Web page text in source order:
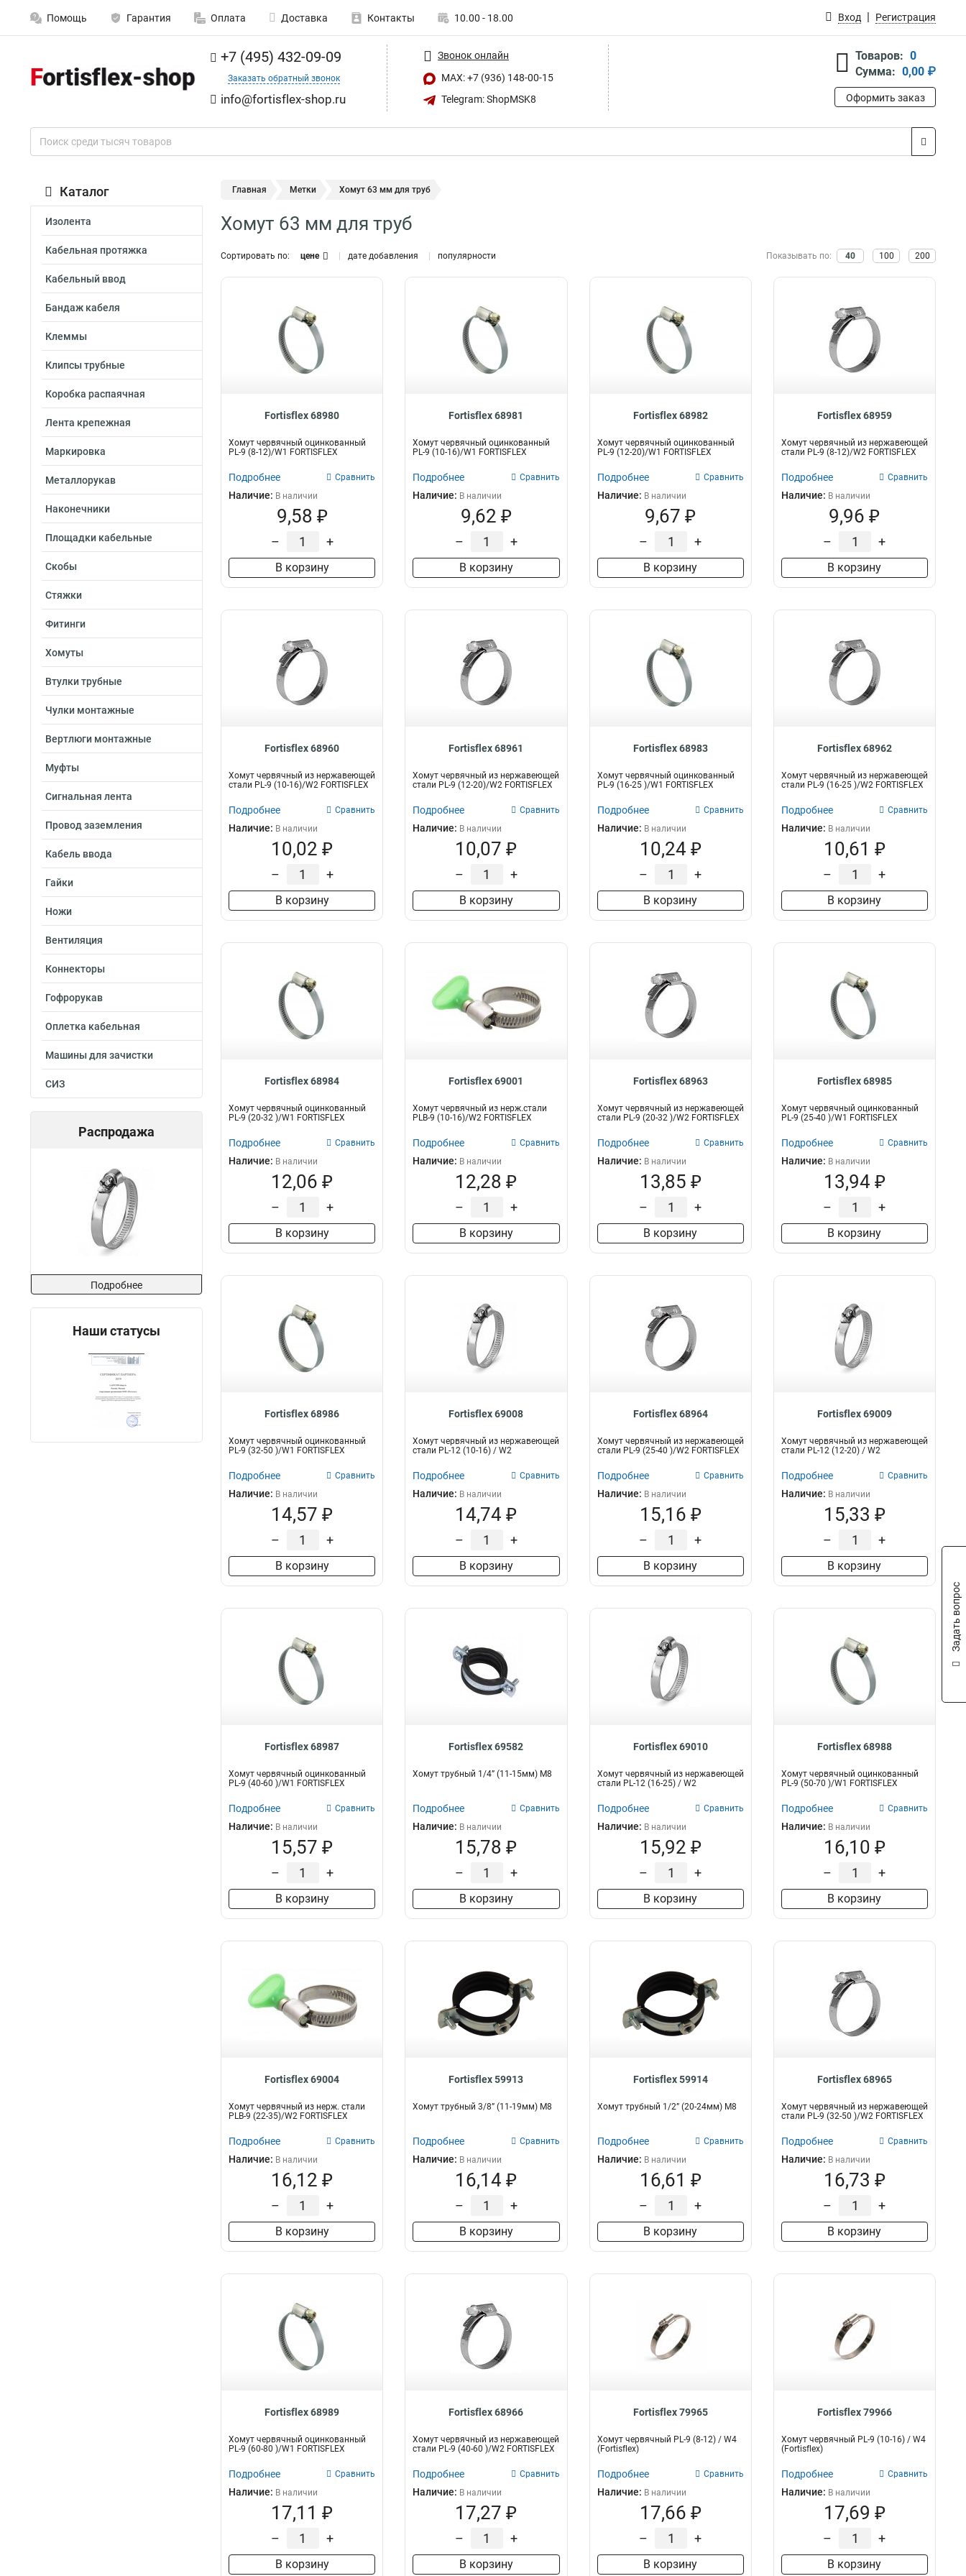
Помощь Гарантия Оплата Доставка Контакты 10.00 - 18.00 Вход Регистрация
+7 (495) 432-09-09
Заказать обратный звонок
info@fortisflex-shop.ru
Звонок онлайн
MAX: +7 (936) 148-00-15
Telegram: ShopMSK8
Товаров: 0
Сумма: 0,00 ₽
Оформить заказ
Каталог
Изолента
Кабельная протяжка
Кабельный ввод
Бандаж кабеля
Клеммы
Клипсы трубные
Коробка распаячная
Лента крепежная
Маркировка
Металлорукав
Наконечники
Площадки кабельные
Скобы
Стяжки
Фитинги
Хомуты
Втулки трубные
Чулки монтажные
Вертлюги монтажные
Муфты
Сигнальная лента
Провод заземления
Кабель ввода
Гайки
Ножи
Вентиляция
Коннекторы
Гофрорукав
Оплетка кабельная
Машины для зачистки
СИЗ
Распродажа
Подробнее
Наши статусы
Главная Метки Хомут 63 мм для труб
Хомут 63 мм для труб
Сортировать по: цене дате добавления популярности Показывать по: 40 100 200
Fortisflex 68980
Хомут червячный оцинкованный
PL-9 (8-12)/W1 FORTISFLEX
Подробнее Сравнить
Наличие: В наличии
9,58 ₽
– +
В корзину
Fortisflex 68981
Хомут червячный оцинкованный
PL-9 (10-16)/W1 FORTISFLEX
Подробнее Сравнить
Наличие: В наличии
9,62 ₽
– +
В корзину
Fortisflex 68982
Хомут червячный оцинкованный
PL-9 (12-20)/W1 FORTISFLEX
Подробнее Сравнить
Наличие: В наличии
9,67 ₽
– +
В корзину
Fortisflex 68959
Хомут червячный из нержавеющей
стали PL-9 (8-12)/W2 FORTISFLEX
Подробнее Сравнить
Наличие: В наличии
9,96 ₽
– +
В корзину
Fortisflex 68960
Хомут червячный из нержавеющей
стали PL-9 (10-16)/W2 FORTISFLEX
Подробнее Сравнить
Наличие: В наличии
10,02 ₽
– +
В корзину
Fortisflex 68961
Хомут червячный из нержавеющей
стали PL-9 (12-20)/W2 FORTISFLEX
Подробнее Сравнить
Наличие: В наличии
10,07 ₽
– +
В корзину
Fortisflex 68983
Хомут червячный оцинкованный
PL-9 (16-25 )/W1 FORTISFLEX
Подробнее Сравнить
Наличие: В наличии
10,24 ₽
– +
В корзину
Fortisflex 68962
Хомут червячный из нержавеющей
стали PL-9 (16-25 )/W2 FORTISFLEX
Подробнее Сравнить
Наличие: В наличии
10,61 ₽
– +
В корзину
Fortisflex 68984
Хомут червячный оцинкованный
PL-9 (20-32 )/W1 FORTISFLEX
Подробнее Сравнить
Наличие: В наличии
12,06 ₽
– +
В корзину
Fortisflex 69001
Хомут червячный из нерж.стали
PLB-9 (10-16)/W2 FORTISFLEX
Подробнее Сравнить
Наличие: В наличии
12,28 ₽
– +
В корзину
Fortisflex 68963
Хомут червячный из нержавеющей
стали PL-9 (20-32 )/W2 FORTISFLEX
Подробнее Сравнить
Наличие: В наличии
13,85 ₽
– +
В корзину
Fortisflex 68985
Хомут червячный оцинкованный
PL-9 (25-40 )/W1 FORTISFLEX
Подробнее Сравнить
Наличие: В наличии
13,94 ₽
– +
В корзину
Fortisflex 68986
Хомут червячный оцинкованный
PL-9 (32-50 )/W1 FORTISFLEX
Подробнее Сравнить
Наличие: В наличии
14,57 ₽
– +
В корзину
Fortisflex 69008
Хомут червячный из нержавеющей
стали PL-12 (10-16) / W2
Подробнее Сравнить
Наличие: В наличии
14,74 ₽
– +
В корзину
Fortisflex 68964
Хомут червячный из нержавеющей
стали PL-9 (25-40 )/W2 FORTISFLEX
Подробнее Сравнить
Наличие: В наличии
15,16 ₽
– +
В корзину
Fortisflex 69009
Хомут червячный из нержавеющей
стали PL-12 (12-20) / W2
Подробнее Сравнить
Наличие: В наличии
15,33 ₽
– +
В корзину
Fortisflex 68987
Хомут червячный оцинкованный
PL-9 (40-60 )/W1 FORTISFLEX
Подробнее Сравнить
Наличие: В наличии
15,57 ₽
– +
В корзину
Fortisflex 69582
Хомут трубный 1/4” (11-15мм) М8
Подробнее Сравнить
Наличие: В наличии
15,78 ₽
– +
В корзину
Fortisflex 69010
Хомут червячный из нержавеющей
стали PL-12 (16-25) / W2
Подробнее Сравнить
Наличие: В наличии
15,92 ₽
– +
В корзину
Fortisflex 68988
Хомут червячный оцинкованный
PL-9 (50-70 )/W1 FORTISFLEX
Подробнее Сравнить
Наличие: В наличии
16,10 ₽
– +
В корзину
Fortisflex 69004
Хомут червячный из нерж. стали
PLB-9 (22-35)/W2 FORTISFLEX
Подробнее Сравнить
Наличие: В наличии
16,12 ₽
– +
В корзину
Fortisflex 59913
Хомут трубный 3/8” (11-19мм) М8
Подробнее Сравнить
Наличие: В наличии
16,14 ₽
– +
В корзину
Fortisflex 59914
Хомут трубный 1/2” (20-24мм) М8
Подробнее Сравнить
Наличие: В наличии
16,61 ₽
– +
В корзину
Fortisflex 68965
Хомут червячный из нержавеющей
стали PL-9 (32-50 )/W2 FORTISFLEX
Подробнее Сравнить
Наличие: В наличии
16,73 ₽
– +
В корзину
Fortisflex 68989
Хомут червячный оцинкованный
PL-9 (60-80 )/W1 FORTISFLEX
Подробнее Сравнить
Наличие: В наличии
17,11 ₽
– +
В корзину
Fortisflex 68966
Хомут червячный из нержавеющей
стали PL-9 (40-60 )/W2 FORTISFLEX
Подробнее Сравнить
Наличие: В наличии
17,27 ₽
– +
В корзину
Fortisflex 79965
Хомут червячный PL-9 (8-12) / W4
(Fortisflex)
Подробнее Сравнить
Наличие: В наличии
17,66 ₽
– +
В корзину
Fortisflex 79966
Хомут червячный PL-9 (10-16) / W4
(Fortisflex)
Подробнее Сравнить
Наличие: В наличии
17,69 ₽
– +
В корзину
Задать вопрос